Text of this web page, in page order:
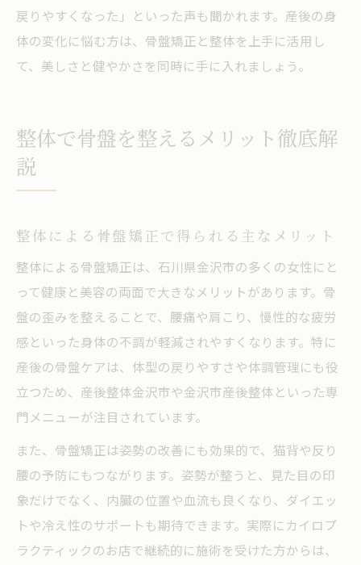
戻りやすくなった」といった声も聞かれます。産後の身
体の変化に悩む方は、骨盤矯正と整体を上手に活用し
て、美しさと健やかさを同時に手に入れましょう。
整体で骨盤を整えるメリット徹底解
説
整体による骨盤矯正で得られる主なメリット
整体による骨盤矯正は、石川県金沢市の多くの女性にと
って健康と美容の両面で大きなメリットがあります。骨
盤の歪みを整えることで、腰痛や肩こり、慢性的な疲労
感といった身体の不調が軽減されやすくなります。特に
産後の骨盤ケアは、体型の戻りやすさや体調管理にも役
立つため、産後整体金沢市や金沢市産後整体といった専
門メニューが注目されています。
また、骨盤矯正は姿勢の改善にも効果的で、猫背や反り
腰の予防にもつながります。姿勢が整うと、見た目の印
象だけでなく、内臓の位置や血流も良くなり、ダイエッ
トや冷え性のサポートも期待できます。実際にカイロプ
ラクティックのお店で継続的に施術を受けた方からは、